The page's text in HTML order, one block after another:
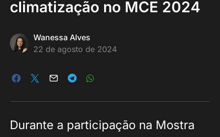
climatização no MCE 2024
Wanessa Alves
22 de agosto de 2024
Durante a participação na Mostra